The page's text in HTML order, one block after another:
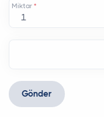
Miktar*
Gönder